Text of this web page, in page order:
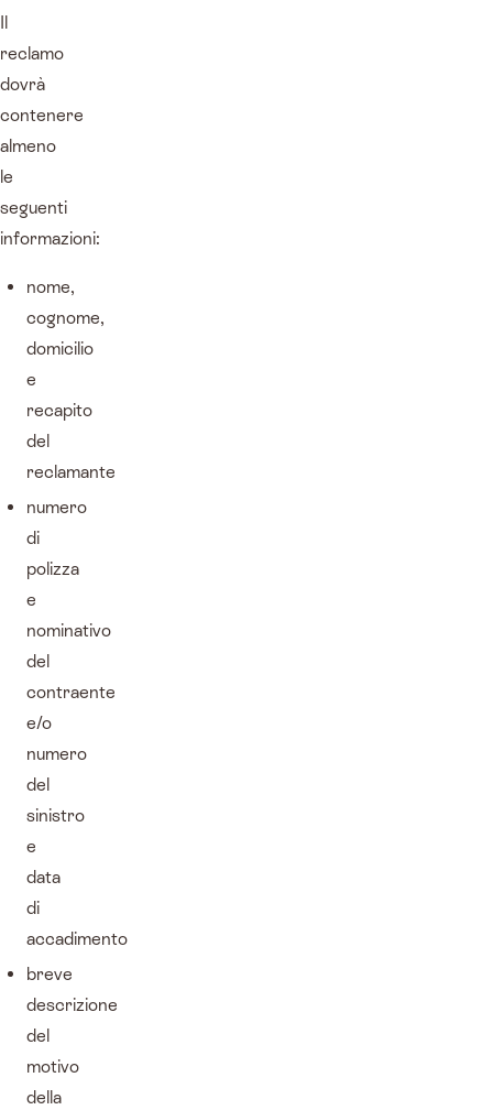
reclamo
dovrà
contenere
almeno
le
seguenti
informazioni:
nome,
cognome,
domicilio
e
recapito
del
reclamante
numero
di
polizza
e
nominativo
del
contraente
e/o
numero
del
sinistro
e
data
di
accadimento
breve
descrizione
del
motivo
della